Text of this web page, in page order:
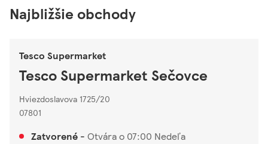
Najbližšie obchody
Tesco Supermarket
Tesco Supermarket Sečovce
Hviezdoslavova 1725/20
07801
Zatvorené - Otvára o 07:00 Nedeľa